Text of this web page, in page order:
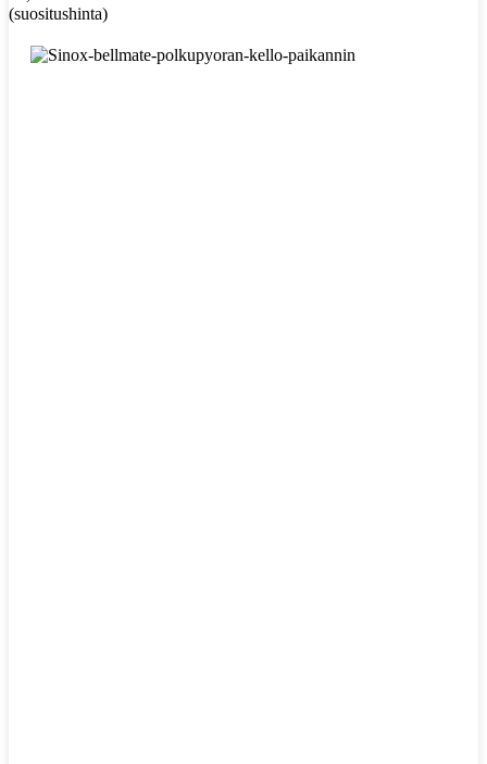
(suositushinta)